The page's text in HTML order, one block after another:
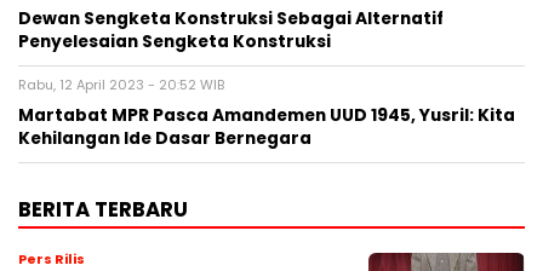
Dewan Sengketa Konstruksi Sebagai Alternatif
Penyelesaian Sengketa Konstruksi
Rabu, 12 April 2023 - 20:52 WIB
Martabat MPR Pasca Amandemen UUD 1945, Yusril: Kita
Kehilangan Ide Dasar Bernegara
BERITA TERBARU
Pers Rilis